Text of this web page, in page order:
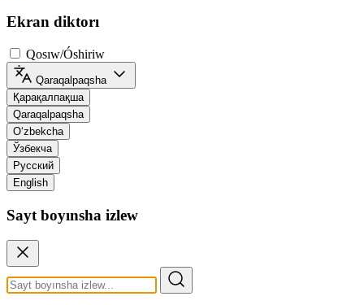
Ekran diktorı
Qosıw/Óshiriw
Qaraqalpaqsha
Қарақалпақша
Qaraqalpaqsha
O‘zbekcha
Ўзбекча
Русский
English
Sayt boyınsha izlew